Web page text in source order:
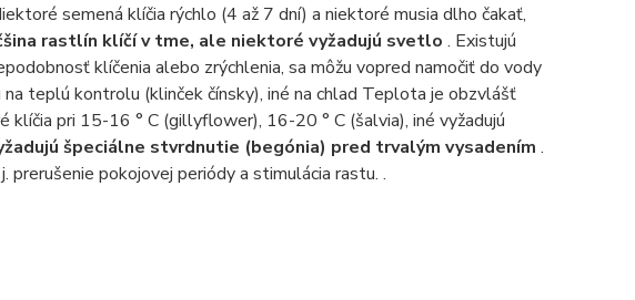
semená klíčia rýchlo (4 až 7 dní) a niektoré musia dlho čakať,
rastlín klíčí v tme, ale niektoré vyžadujú svetlo . Existujú
klíčenia alebo zrýchlenia, sa môžu vopred namočiť do vody
teplú kontrolu (klinček čínsky), iné na chlad Teplota je obzvlášť
pri 15-16 ° C (gillyflower), 16-20 ° C (šalvia), iné vyžadujú
špeciálne stvrdnutie (begónia) pred trvalým vysadením .
pokojovej periódy a stimulácia rastu. .